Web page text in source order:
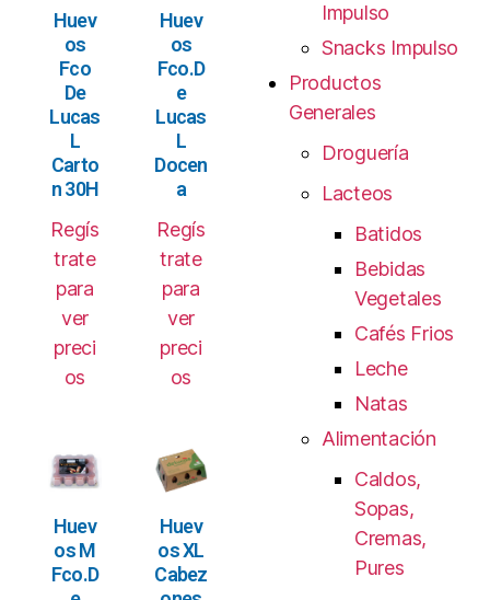
Huev
os
Fco
De
Lucas
L
Carto
n 30H
Regís
trate
para
ver
preci
os
Huev
os
Fco.D
e
Lucas
L
Docen
a
Regís
trate
para
ver
preci
os
Huev
os M
Fco.D
Huev
os XL
Cabez
Impulso
Snacks Impulso
Productos
Generales
Droguería
Lacteos
Batidos
Bebidas
Vegetales
Cafés Frios
Leche
Natas
Alimentación
Caldos,
Sopas,
Cremas,
Pures